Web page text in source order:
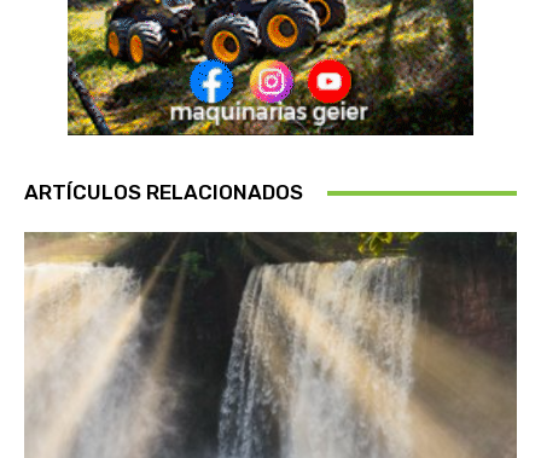
ARTÍCULOS RELACIONADOS